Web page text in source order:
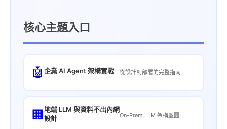
核心主題入口
🤖 企業 AI Agent 架構實戰 從設計到部署的完整指南
🏢 地端 LLM 與資料不出內網
設計
On-Prem LLM 架構藍圖